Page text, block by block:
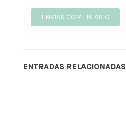
ENTRADAS RELACIONADAS